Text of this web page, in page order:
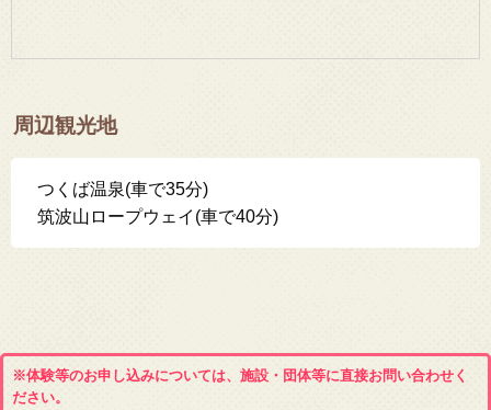
周辺観光地
つくば温泉(車で35分)
筑波山ロープウェイ(車で40分)
※体験等のお申し込みについては、施設・団体等に直接お問い合わせく
ださい。